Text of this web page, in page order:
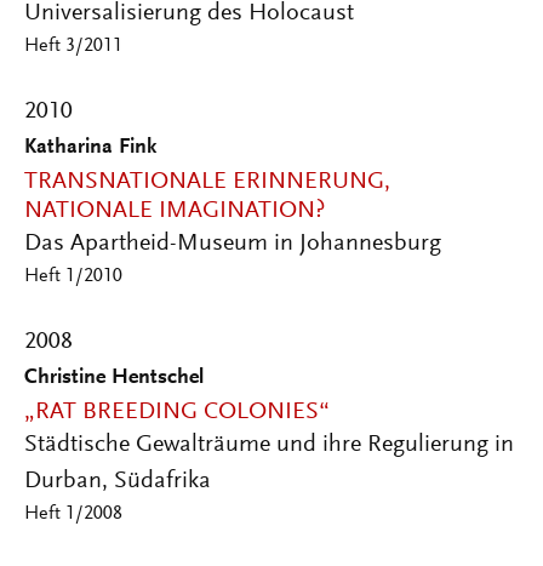
Universalisierung des Holocaust
Heft 3/2011
2010
Katharina Fink
TRANSNATIONALE ERINNERUNG,
NATIONALE IMAGINATION?
Das Apartheid-Museum in Johannesburg
Heft 1/2010
2008
Christine Hentschel
„RAT BREEDING COLONIES“
Städtische Gewalträume und ihre Regulierung in
Durban, Südafrika
Heft 1/2008